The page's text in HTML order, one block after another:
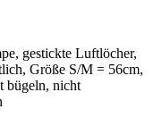
gestickte Luftlöcher,
Größe S/M = 56cm,
bügeln, nicht